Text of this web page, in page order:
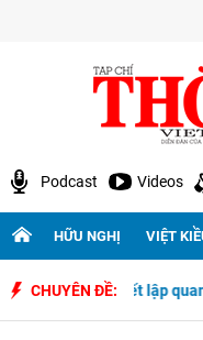
Podcast Videos
HỮU NGHỊ VIỆT
CHUYÊN ĐỀ:
ngày thiết lập quan hệ